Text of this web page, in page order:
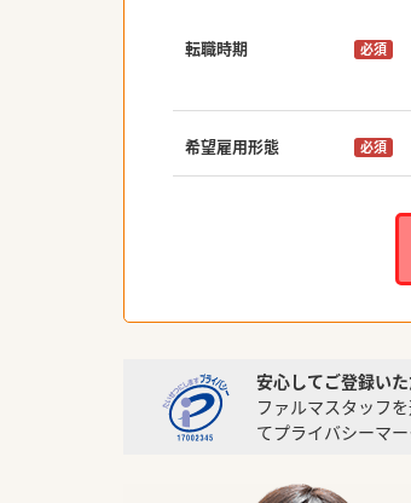
転職時期 必須
希望雇用形態 必須
安心してご登録い
ファルマスタッフ
てプライバシーマ